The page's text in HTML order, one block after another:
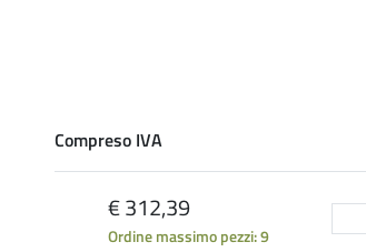
Compreso IVA
€ 312,39
Ordine massimo pezzi: 9